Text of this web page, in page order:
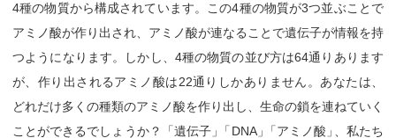
4種の物質から構成されています。この4種の物質が3つ並ぶことで
アミノ酸が作り出され、アミノ酸が連なることで遺伝子が情報を持
つようになります。しかし、4種の物質の並び方は64通りあります
が、作り出されるアミノ酸は22通りしかありません。あなたは、
どれだけ多くの種類のアミノ酸を作り出し、生命の鎖を連ねていく
ことができるでしょうか？「遺伝子」 「DNA」 「アミノ酸 」
、私たち